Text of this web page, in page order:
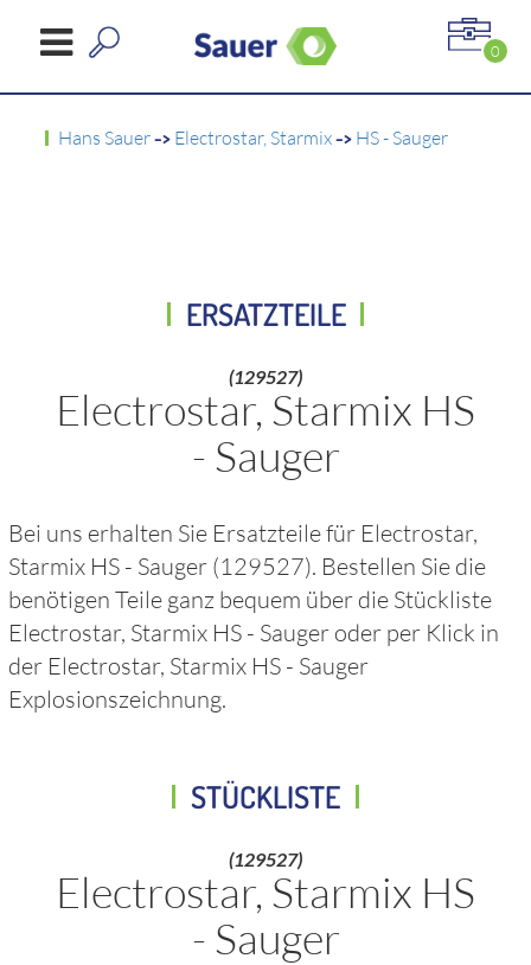
0
Hans Sauer-> Electrostar, Starmix-> HS - Sauger
ERSATZTEILE
(129527)
Electrostar, Starmix HS
- Sauger
Bei uns erhalten Sie Ersatzteile für Electrostar,
Starmix HS - Sauger (129527). Bestellen Sie die
benötigen Teile ganz bequem über die Stückliste
Electrostar, Starmix HS - Sauger oder per Klick in
der Electrostar, Starmix HS - Sauger
Explosionszeichnung.
STÜCKLISTE
(129527)
Electrostar, Starmix HS
- Sauger